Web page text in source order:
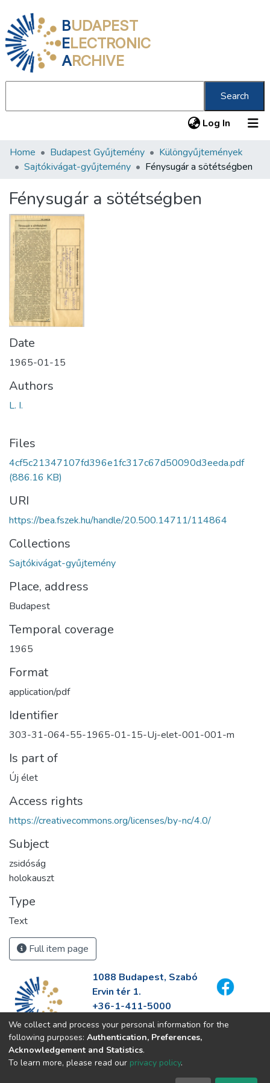
BUDAPEST
ELECTRONIC
ARCHIVE
Search
Log In (current)
Communities & Collections
Statistics
About us
Home Budapest Gyűjtemény
Különgyűjtemények
Sajtókivágat-gyűjtemény
Fénysugár a sötétségben
Fénysugár a sötétségben
Date
1965-01-15
Authors
L. I.
Files
4cf5c21347107fd396e1fc317c67d50090d3eeda.pdf
(886.16 KB)
URI
https://bea.fszek.hu/handle/20.500.14711/114864
Collections
Sajtókivágat-gyűjtemény
Place, address
Budapest
Temporal coverage
1965
Format
application/pdf
Identifier
303-31-064-55-1965-01-15-Uj-elet-001-001-m
Is part of
Új élet
Access rights
https://creativecommons.org/licenses/by-nc/4.0/
Subject
zsidóság
holokauszt
Type
Text
Full item page
1088 Budapest, Szabó
Ervin tér 1.
+36-1-411-5000
info@fszek.hu
https://fszek.hu
We collect and process your personal information for the
following purposes: Authentication, Preferences,
Acknowledgement and Statistics.
To learn more, please read our privacy policy.